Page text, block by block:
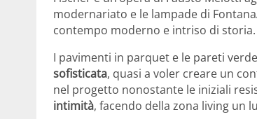
modernariato e le lampade di
contempo moderno e intriso di storia.
I pavimenti in parquet e le pareti
sofisticata, quasi a voler creare un
nel progetto nonostante le iniziali
intimità, facendo della zona living un